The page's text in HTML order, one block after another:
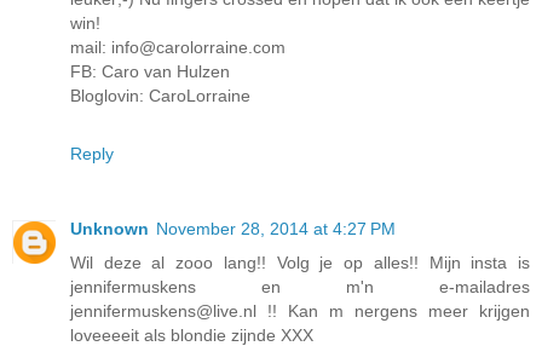
win!
mail: info@carolorraine.com
FB: Caro van Hulzen
Bloglovin: CaroLorraine
Reply
Unknown November 28, 2014 at 4:27 PM
Wil deze al zooo lang!! Volg je op alles!! Mijn insta is
jennifermuskens en m'n e-mailadres
jennifermuskens@live.nl !! Kan m nergens meer krijgen
loveeeeit als blondie zijnde XXX